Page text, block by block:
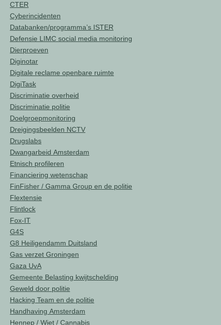
CTER
Cyberincidenten
Databanken/programma’s ISTER
Defensie LIMC social media monitoring
Dierproeven
Diginotar
Digitale reclame openbare ruimte
DigiTask
Discriminatie overheid
Discriminatie politie
Doelgroepmonitoring
Dreigingsbeelden NCTV
Drugslabs
Dwangarbeid Amsterdam
Etnisch profileren
Financiering wetenschap
FinFisher / Gamma Group en de politie
Flextensie
Flintlock
Fox-IT
G4S
G8 Heiligendamm Duitsland
Gas verzet Groningen
Gaza UvA
Gemeente Belasting kwijtschelding
Geweld door politie
Hacking Team en de politie
Handhaving Amsterdam
Hennep / Wiet / Cannabis